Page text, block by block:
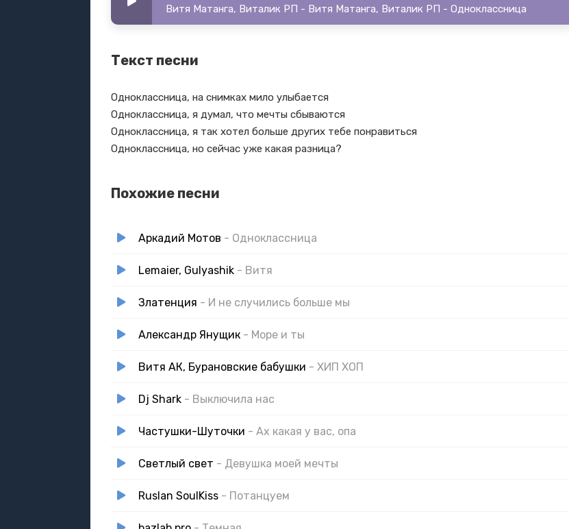
Витя Матанга, Виталик РП - Витя Матанга, Виталик РП - Одноклассница
Текст песни
Одноклассница, на снимках мило улыбается
Одноклассница, я думал, что мечты сбываются
Одноклассница, я так хотел больше других тебе понравиться
Одноклассница, но сейчас уже какая разница?
Похожие песни
Аркадий Мотов - Одноклассница
Lemaier, Gulyashik - Витя
Златенция - И не случились больше мы
Александр Янущик - Море и ты
Витя АК, Бурановские бабушки - ХИП ХОП
Dj Shark - Выключила нас
Частушки-Шуточки - Ах какая у вас, опа
Светлый свет - Девушка моей мечты
Ruslan SoulKiss - Потанцуем